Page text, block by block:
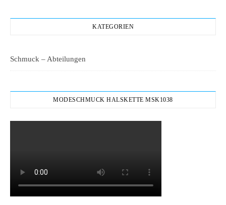
KATEGORIEN
Schmuck – Abteilungen
MODESCHMUCK HALSKETTE MSK1038